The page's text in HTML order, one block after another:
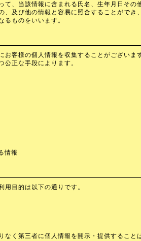
て、当該情報に含まれる氏名、生年月日その
、及び他の情報と容易に照合することができ
るものをいいます。
客様の個人情報を収集することがございま
正な手段によります。
情報
用目的は以下の通りです。
なく第三者に個人情報を開示・提供すること